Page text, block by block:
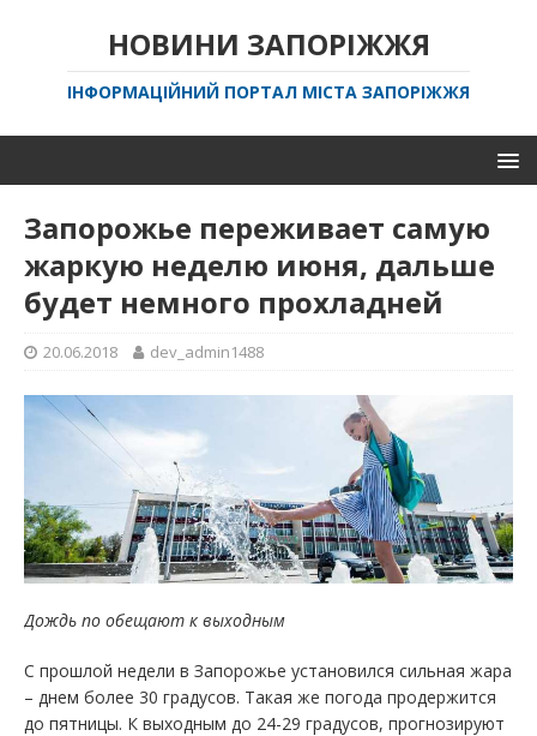
НОВИНИ ЗАПОРІЖЖЯ
ІНФОРМАЦІЙНИЙ ПОРТАЛ МІСТА ЗАПОРІЖЖЯ
Запорожье переживает самую
жаркую неделю июня, дальше
будет немного прохладней
20.06.2018 dev_admin1488
Дождь по обещают к выходным
С прошлой недели в Запорожье установился сильная жара
– днем более 30 градусов. Такая же погода продержится
до пятницы. К выходным до 24-29 градусов, прогнозируют